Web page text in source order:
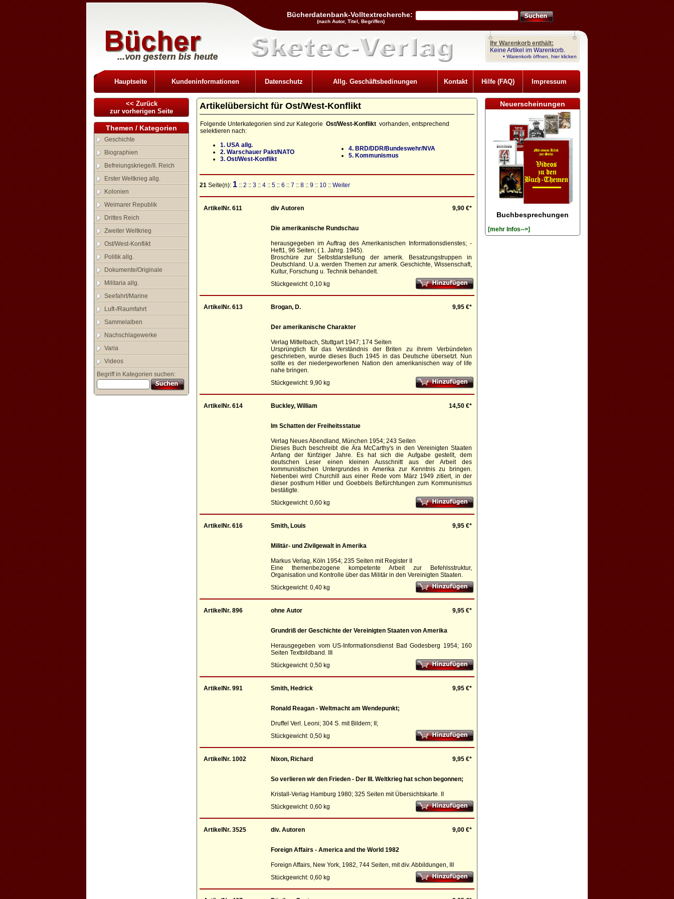
Bücherdatenbank-Volltextrecherche:
(nach Autor, Titel, Begriffen)
Ihr Warenkorb enthält:
Keine Artikel im Warenkorb.
• Warenkorb öffnen, hier klicken
Hauptseite Kundeninformationen Datenschutz Allg. Geschäftsbedinungen Kontakt Hilfe (FAQ) Impressum
<< Zurück
zur vorherigen Seite
Themen / Kategorien
Geschichte
Biographien
Befreiungskriege/II. Reich
Erster Weltkrieg allg.
Kolonien
Weimarer Republik
Drittes Reich
Zweiter Weltkrieg
Ost/West-Konflikt
Politik allg.
Dokumente/Originale
Militaria allg.
Seefahrt/Marine
Luft-/Raumfahrt
Sammelalben
Nachschlagewerke
Varia
Videos
Begriff in Kategorien suchen:
Artikelübersicht für Ost/West-Konflikt
Folgende Unterkategorien sind zur Kategorie Ost/West-Konflikt vorhanden, entsprechend
selektieren nach:
1. USA allg.
2. Warschauer Pakt/NATO
3. Ost/West-Konflikt
4. BRD/DDR/Bundeswehr/NVA
5. Kommunismus
21 Seite(n): 1 :: 2 :: 3 :: 4 :: 5 :: 6 :: 7 :: 8 :: 9 :: 10 :: Weiter
ArtikelNr. 611 div Autoren 9,90 €*
Die amerikanische Rundschau
herausgegeben im Auftrag des Amerikanischen Informationsdienstes; -
Heft1, 96 Seiten; ( 1. Jahrg. 1945).
Broschüre zur Selbstdarstellung der amerik. Besatzungstruppen in
Deutschland. U.a. werden Themen zur amerik. Geschichte, Wissenschaft,
Kultur, Forschung u. Technik behandelt.
Stückgewicht: 0,10 kg
ArtikelNr. 613 Brogan, D. 9,95 €*
Der amerikanische Charakter
Verlag Mittelbach, Stuttgart 1947; 174 Seiten
Ursprünglich für das Verständnis der Briten zu ihrem Verbündeten
geschrieben, wurde dieses Buch 1945 in das Deutsche übersetzt. Nun
sollte es der niedergeworfenen Nation den amerikanischen way of life
nahe bringen.
Stückgewicht: 9,90 kg
ArtikelNr. 614 Buckley, William 14,50 €*
Im Schatten der Freiheitsstatue
Verlag Neues Abendland, München 1954; 243 Seiten
Dieses Buch beschreibt die Ära McCarthy's in den Vereinigten Staaten
Anfang der fünfziger Jahre. Es hat sich die Aufgabe gestellt, dem
deutschen Leser einen kleinen Ausschnitt aus der Arbeit des
kommunistischen Untergrundes in Amerika zur Kenntnis zu bringen.
Nebenbei wird Churchill aus einer Rede vom März 1949 zitiert, in der
dieser posthum Hitler und Goebbels Befürchtungen zum Kommunismus
bestätigte.
Stückgewicht: 0,60 kg
ArtikelNr. 616 Smith, Louis 9,95 €*
Militär- und Zivilgewalt in Amerika
Markus Verlag, Köln 1954; 235 Seiten mit Register II
Eine themenbezogene kompetente Arbeit zur Befehlsstruktur,
Organisation und Kontrolle über das Militär in den Vereinigten Staaten.
Stückgewicht: 0,40 kg
ArtikelNr. 896 ohne Autor 9,95 €*
Grundriß der Geschichte der Vereinigten Staaten von Amerika
Herausgegeben vom US-Informationsdienst Bad Godesberg 1954; 160
Seiten Textbildband. III
Stückgewicht: 0,50 kg
ArtikelNr. 991 Smith, Hedrick 9,95 €*
Ronald Reagan - Weltmacht am Wendepunkt;
Druffel Verl. Leoni; 304 S. mit Bildern; II;
Stückgewicht: 0,50 kg
ArtikelNr. 1002 Nixon, Richard 9,95 €*
So verlieren wir den Frieden - Der III. Weltkrieg hat schon begonnen;
Kristall-Verlag Hamburg 1980; 325 Seiten mit Übersichtskarte. II
Stückgewicht: 0,60 kg
ArtikelNr. 3525 div. Autoren 9,00 €*
Foreign Affairs - America and the World 1982
Foreign Affairs, New York, 1982, 744 Seiten, mit div. Abbildungen, III
Stückgewicht: 0,60 kg
Neuerscheinungen
Buchbesprechungen
[mehr Infos-->]